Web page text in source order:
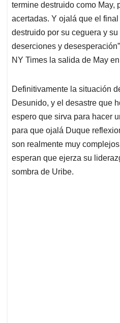
termine destruido como May,
acertadas. Y ojalá que el
destruido por su ceguera y
deserciones y
NY Times la salida de May
Definitivamente la situación
Desunido, y el desastre que
espero que sirva para hacer
para que ojalá Duque
son realmente muy
esperan que ejerza su
sombra de Uribe.